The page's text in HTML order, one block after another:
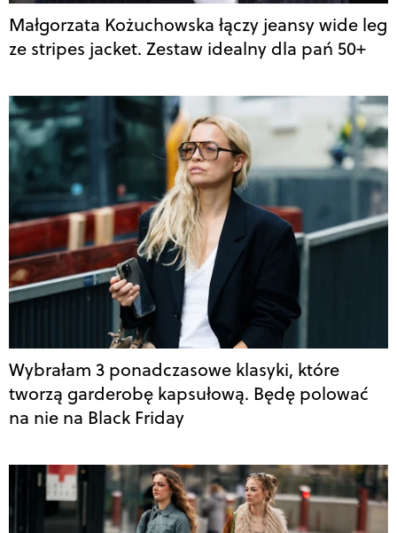
Małgorzata Kożuchowska łączy jeansy wide leg
ze stripes jacket. Zestaw idealny dla pań 50+
Wybrałam 3 ponadczasowe klasyki, które
tworzą garderobę kapsułową. Będę polować
na nie na Black Friday